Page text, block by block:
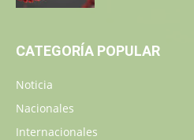
CATEGORÍA POPULAR
Noticia
Nacionales
Internacionales